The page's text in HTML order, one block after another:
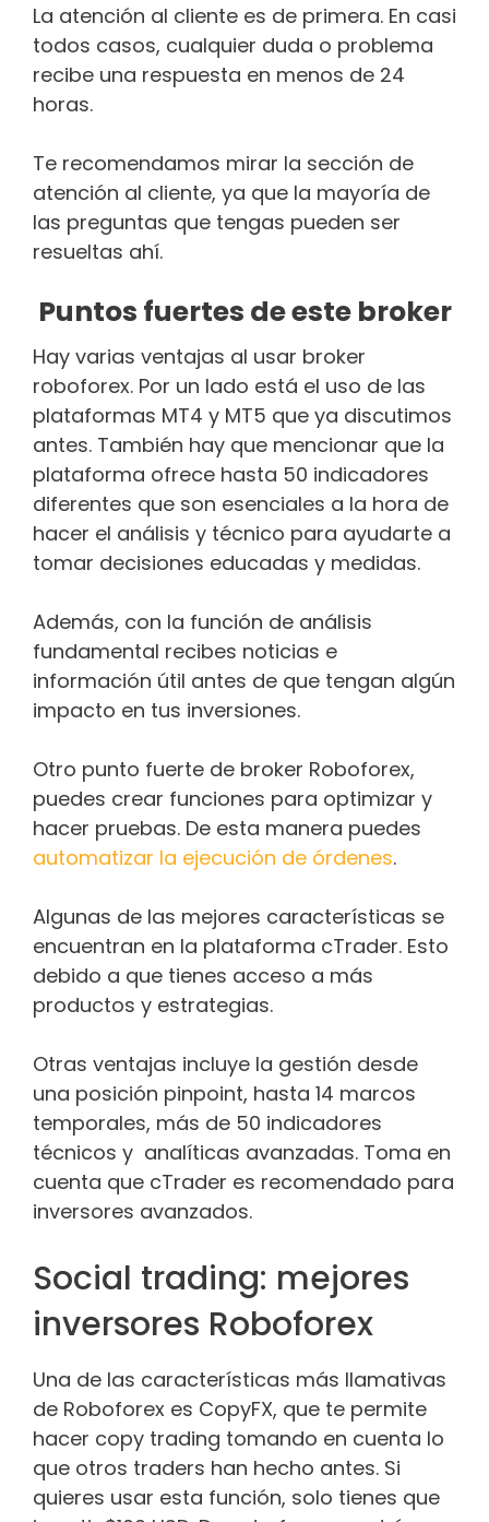
La atención al cliente es de primera. En casi
todos casos, cualquier duda o problema
recibe una respuesta en menos de 24
horas.
Te recomendamos mirar la sección de
atención al cliente, ya que la mayoría de
las preguntas que tengas pueden ser
resueltas ahí.
Puntos fuertes de este broker
Hay varias ventajas al usar broker
roboforex. Por un lado está el uso de las
plataformas MT4 y MT5 que ya discutimos
antes. También hay que mencionar que la
plataforma ofrece hasta 50 indicadores
diferentes que son esenciales a la hora de
hacer el análisis y técnico para ayudarte a
tomar decisiones educadas y medidas.
Además, con la función de análisis
fundamental recibes noticias e
información útil antes de que tengan algún
impacto en tus inversiones.
Otro punto fuerte de broker Roboforex,
puedes crear funciones para optimizar y
hacer pruebas. De esta manera puedes
automatizar la ejecución de órdenes.
Algunas de las mejores características se
encuentran en la plataforma cTrader. Esto
debido a que tienes acceso a más
productos y estrategias.
Otras ventajas incluye la gestión desde
una posición pinpoint, hasta 14 marcos
temporales, más de 50 indicadores
técnicos y analíticas avanzadas. Toma en
cuenta que cTrader es recomendado para
inversores avanzados.
Social trading: mejores
inversores Roboforex
Una de las características más llamativas
de Roboforex es CopyFX, que te permite
hacer copy trading tomando en cuenta lo
que otros traders han hecho antes. Si
quieres usar esta función, solo tienes que